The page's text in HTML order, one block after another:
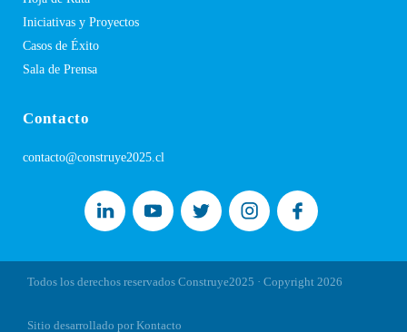
Iniciativas y Proyectos
Casos de Éxito
Sala de Prensa
Contacto
contacto@construye2025.cl
Todos los derechos reservados Construye2025 · Copyright 2026
Sitio desarrollado por Kontacto